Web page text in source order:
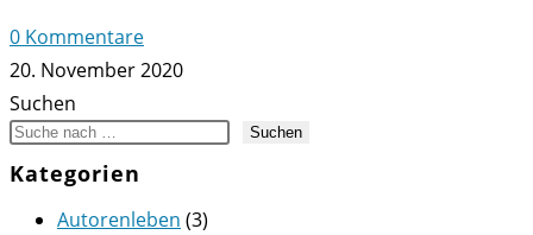
0 Kommentare
20. November 2020
Suchen
Suchen
Kategorien
Autorenleben (3)